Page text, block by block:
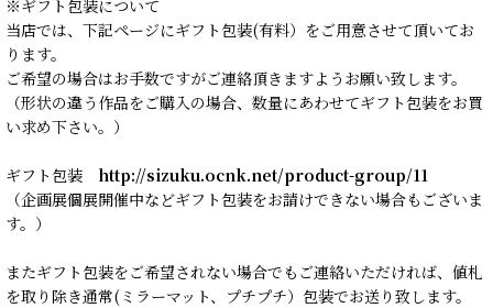
※ギフト包装について
当店では、下記ページにギフト包装(有料）をご用意させて頂いてお
ります。
ご希望の場合はお手数ですがご連絡頂きますようお願い致します。
（形状の違う作品をご購入の場合、数量にあわせてギフト包装をお買
い求め下さい。）
ギフト包装 http://sizuku.ocnk.net/product-group/11
（企画展個展開催中などギフト包装をお請けできない場合もございま
す。）
またギフト包装をご希望されない場合でもご連絡いただければ、値札
を取り除き通常(ミラーマット、プチプチ）包装でお送り致します。